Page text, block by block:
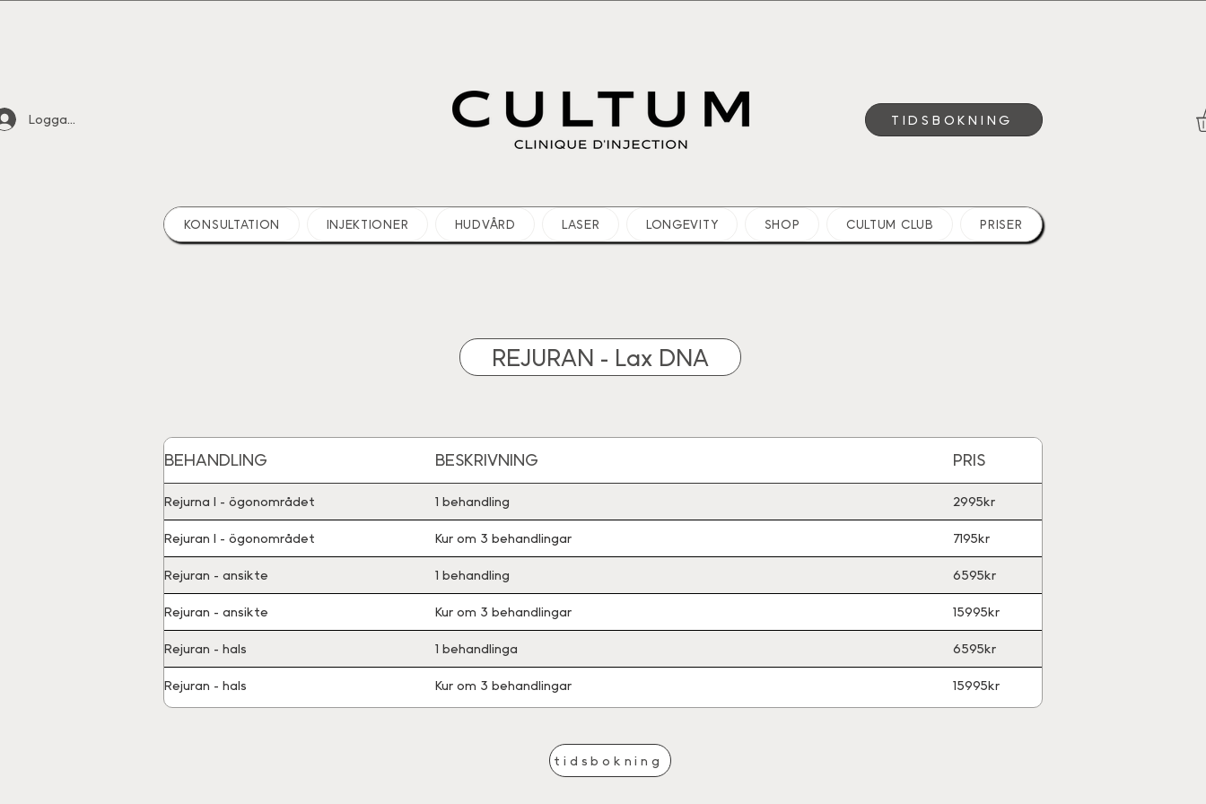
Logga in TIDSBOKNING
KONSULTATION INJEKTIONER HUDVÅRD LASER LONGEVITY SHOP CULTUM CLUB PRISER
REJURAN - Lax DNA
BEHANDLING BESKRIVNING PRIS
Rejurna I - ögonområdet 1 behandling 2995kr
Rejuran I - ögonområdet Kur om 3 behandlingar 7195kr
Rejuran - ansikte 1 behandling 6595kr
Rejuran - ansikte Kur om 3 behandlingar 15995kr
Rejuran - hals 1 behandlinga 6595kr
Rejuran - hals Kur om 3 behandlingar 15995kr
tidsbokning